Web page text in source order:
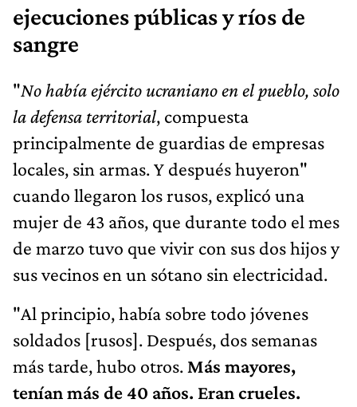
ejecuciones públicas y ríos de
sangre
"No había ejército ucraniano en el pueblo, solo
la defensa territorial, compuesta
principalmente de guardias de empresas
locales, sin armas. Y después huyeron"
cuando llegaron los rusos, explicó una
mujer de 43 años, que durante todo el mes
de marzo tuvo que vivir con sus dos hijos y
sus vecinos en un sótano sin electricidad.
"Al principio, había sobre todo jóvenes
soldados [rusos]. Después, dos semanas
más tarde, hubo otros. Más mayores,
tenían más de 40 años. Eran crueles.